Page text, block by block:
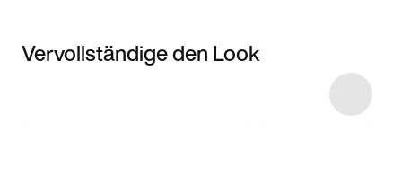
Vervollständige den Look